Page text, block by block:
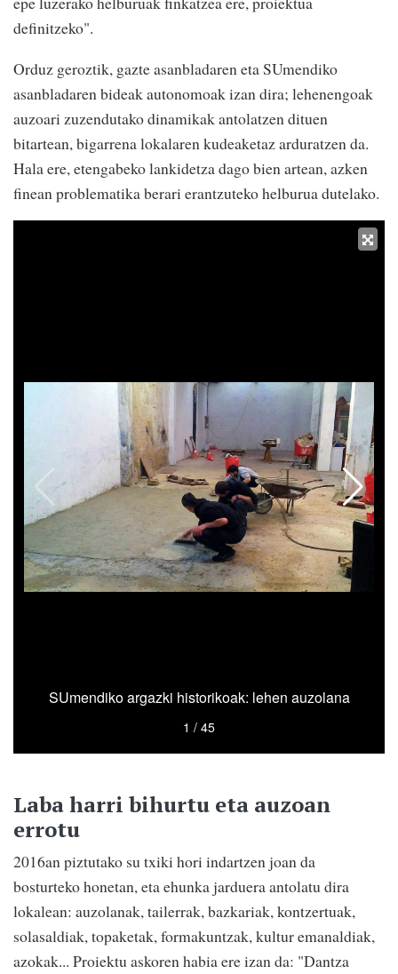
definitzeko".
Orduz geroztik, gazte asanbladaren eta SUmendiko
asanbladaren bideak autonomoak izan dira; lehenengoak
auzoari zuzendutako dinamikak antolatzen dituen
bitartean, bigarrena lokalaren kudeaketaz arduratzen da.
Hala ere, etengabeko lankidetza dago bien artean, azken
finean problematika berari erantzuteko helburua dutelako.
Laba harri bihurtu eta auzoan
errotu
2016an piztutako su txiki hori indartzen joan da
bosturteko honetan, eta ehunka jarduera antolatu dira
lokalean: auzolanak, tailerrak, bazkariak, kontzertuak,
solasaldiak, topaketak, formakuntzak, kultur emanaldiak,
azokak... Proiektu askoren habia ere izan da: "Dantza